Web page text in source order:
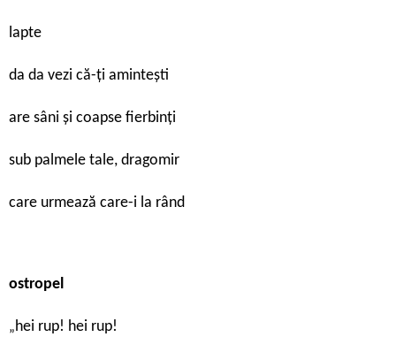
lapte
da da vezi că-ți amintești
are sâni și coapse fierbinți
sub palmele tale, dragomir
care urmează care-i la rând
ostropel
„hei rup! hei rup!